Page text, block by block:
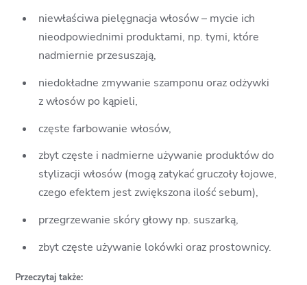
niewłaściwa pielęgnacja włosów – mycie ich
nieodpowiednimi produktami, np. tymi, które
nadmiernie przesuszają,
niedokładne zmywanie szamponu oraz odżywki
z włosów po kąpieli,
częste farbowanie włosów,
zbyt częste i nadmierne używanie produktów do
stylizacji włosów (mogą zatykać gruczoły łojowe,
czego efektem jest zwiększona ilość sebum),
przegrzewanie skóry głowy np. suszarką,
zbyt częste używanie lokówki oraz prostownicy.
Przeczytaj także: